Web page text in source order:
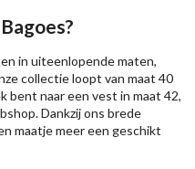
in uiteenlopende maten,
collectie loopt van maat 40
bent naar een vest in maat 42,
Dankzij ons brede
maatje meer een geschikt